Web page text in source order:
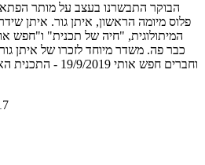
הבוקר התבשרנו בעצב על מותר
פלוס מיומה הראשון, איתן גור. איתן
המיתולוגית, "חיה של תכנית" ו"חפש
כבר פה. משדר מיוחד לזכרו של איתן
וחברים חפש אותי